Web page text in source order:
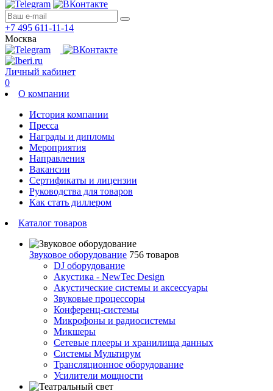
+7 495 611-11-14
Москва
Личный кабинет
0
О компании
История компании
Пресса
Награды и дипломы
Мероприятия
Направления
Вакансии
Сертификаты и лицензии
Руководства для товаров
Как стать диллером
Каталог товаров
Звуковое оборудование 756 товаров
DJ оборудование
Акустика - NewTec Design
Акустические системы и аксессуары
Звуковые процессоры
Конференц-системы
Микрофоны и радиосистемы
Микшеры
Сетевые плееры и хранилища данных
Системы Мультирум
Трансляционное оборудование
Усилители мощности